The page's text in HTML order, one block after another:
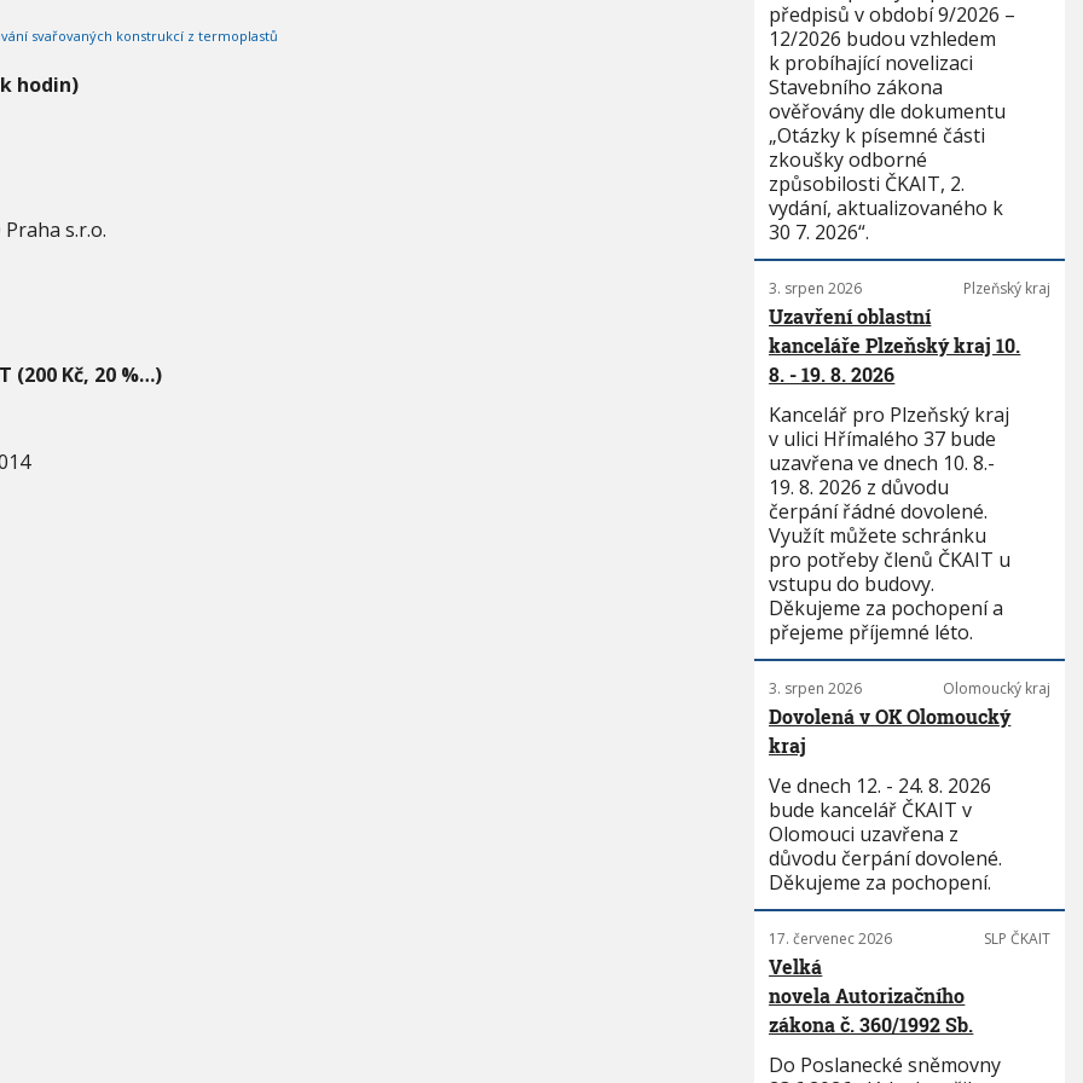
svařovaných konstrukcí z termoplastů
hodin)
s.r.o.
(200 Kč, 20 %…)
předpisů v období 9/2026 –
12/2026 budou vzhledem
k probíhající novelizaci
Stavebního zákona
ověřovány dle dokumentu
„Otázky k písemné části
zkoušky odborné
způsobilosti ČKAIT, 2.
vydání, aktualizovaného k
30 7. 2026“.
3. srpen 2026 Plzeňský kraj
Uzavření oblastní
kanceláře Plzeňský kraj 10.
8. - 19. 8. 2026
Kancelář pro Plzeňský kraj
v ulici Hřímalého 37 bude
uzavřena ve dnech 10. 8.-
19. 8. 2026 z důvodu
čerpání řádné dovolené.
Využít můžete schránku
pro potřeby členů ČKAIT u
vstupu do budovy.
Děkujeme za pochopení a
přejeme příjemné léto.
3. srpen 2026 Olomoucký kraj
Dovolená v OK Olomoucký
kraj
Ve dnech 12. - 24. 8. 2026
bude kancelář ČKAIT v
Olomouci uzavřena z
důvodu čerpání dovolené.
Děkujeme za pochopení.
17. červenec 2026 SLP ČKAIT
Velká
novela Autorizačního
zákona č. 360/1992 Sb.
Do Poslanecké sněmovny